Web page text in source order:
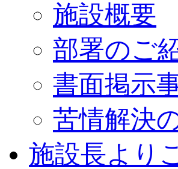
施設概要
部署のご
書面掲示
苦情解決
施設長より